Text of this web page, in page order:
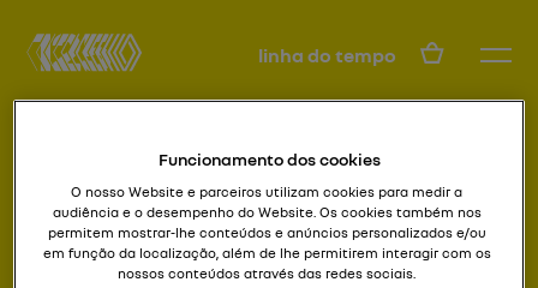
linha do tempo PT
Funcionamento dos cookies
O nosso Website e parceiros utilizam cookies para medir a
audiência e o desempenho do Website. Os cookies também nos
permitem mostrar-lhe conteúdos e anúncios personalizados e/ou
em função da localização, além de lhe permitirem interagir com os
nossos conteúdos através das redes sociais.